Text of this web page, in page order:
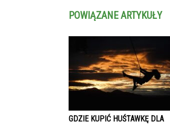
POWIĄZANE ARTYKUŁY
GDZIE KUPIĆ HUŚTAWKĘ DLA